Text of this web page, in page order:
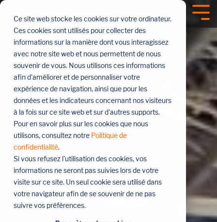
Ce site web stocke les cookies sur votre ordinateur.
Ces cookies sont utilisés pour collecter des
informations sur la manière dont vous interagissez
avec notre site web et nous permettent de nous
souvenir de vous. Nous utilisons ces informations
afin d'améliorer et de personnaliser votre
expérience de navigation, ainsi que pour les
données et les indicateurs concernant nos visiteurs
à la fois sur ce site web et sur d'autres supports.
Pour en savoir plus sur les cookies que nous
utilisons, consultez notre Politique de
confidentialité.
Si vous refusez l'utilisation des cookies, vos
informations ne seront pas suivies lors de votre
visite sur ce site. Un seul cookie sera utilisé dans
votre navigateur afin de se souvenir de ne pas
suivre vos préférences.
Sauter
menu